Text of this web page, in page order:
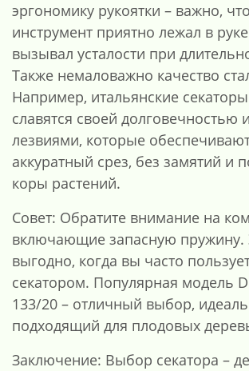
эргономику рукоятки – важно,
инструмент приятно лежал в
вызывал усталости при
Также немаловажно качество
Например, итальянские
славятся своей долговечностью
лезвиями, которые
аккуратный срез, без замятий и
коры растений.
Совет: Обратите внимание на
включающие запасную пружину.
выгодно, когда вы часто
секатором. Популярная модель
133/20 – отличный выбор,
подходящий для плодовых
Заключение: Выбор секатора –